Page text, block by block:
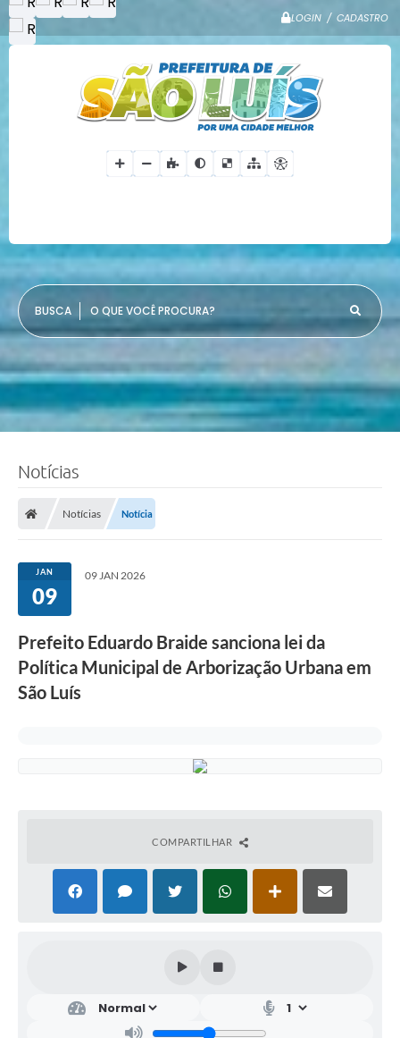
LOGIN / CADASTRO
O QUE VOCÊ PROCURA?
Notícias
Notícias Notícia
JAN
09
09 JAN 2026
Prefeito Eduardo Braide sanciona lei da
Política Municipal de Arborização Urbana em
São Luís
COMPARTILHAR